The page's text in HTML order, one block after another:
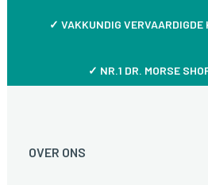
✓ VAKKUNDIG VERVAARDIGDE
✓ NR.1 DR. MORSE
OVER ONS